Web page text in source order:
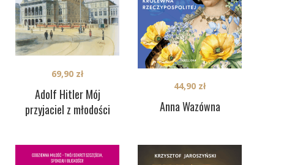
Adolf Hitler Mój
przyjaciel z młodości
69,90 zł
Anna Wazówna
44,90 zł